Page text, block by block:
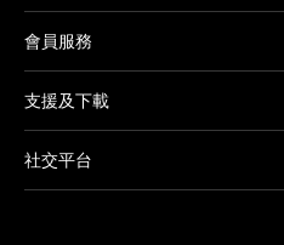
會員服務
支援及下載
社交平台